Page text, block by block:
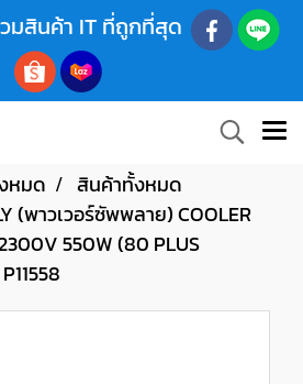
มสินค้า IT ที่ถูกที่สุด
หมด
สินค้าทั้งหมด
(พาวเวอร์ซัพพลาย) COOLER
550W (80 PLUS